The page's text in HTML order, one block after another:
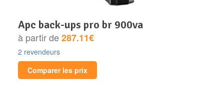
apc back-ups pro br 900va
à partir de287.11€
2 revendeurs
Comparer les prix